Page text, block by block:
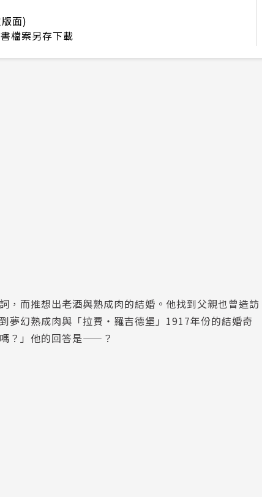
面)
檔案另存下載
，而推想出老酒與熟成肉的結婚。他找到父親也曾造訪
夢幻熟成肉與「拉費‧羅吉德堡」1917年份的結婚奇
？」他的回答是——？